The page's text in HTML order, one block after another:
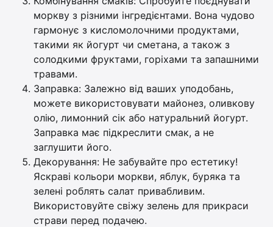
моркву з різними інгредієнтами. Вона чудово
гармонує з кисломолочними продуктами,
такими як йогурт чи сметана, а також з
солодкими фруктами, горіхами та запашними
травами.
Заправка: Залежно від ваших уподобань,
можете використовувати майонез, оливкову
олію, лимонний сік або натуральний йогурт.
Заправка має підкреслити смак, а не
заглушити його.
Декорування: Не забувайте про естетику!
Яскраві кольори моркви, яблук, буряка та
зелені роблять салат привабливим.
Використовуйте свіжу зелень для прикраси
страви перед подачею.